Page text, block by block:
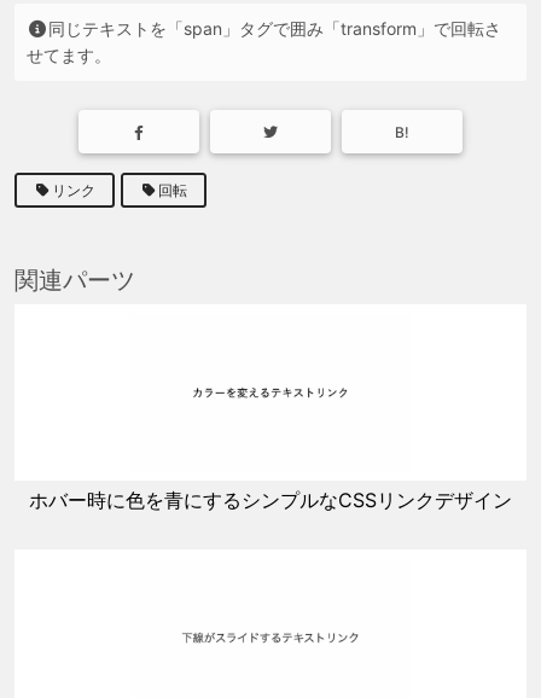
同じテキストを「span」タグで囲み「transform」で回転さ
せてます。
B!
リンク 回転
関連パーツ
ホバー時に色を青にするシンプルなCSSリンクデザイン